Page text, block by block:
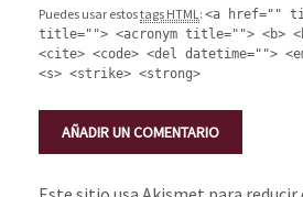
Puedes usar estostags HTML: <a href=""
title=""> <acronym title=""> <b>
<cite> <code> <del datetime="">
<s> <strike> <strong>